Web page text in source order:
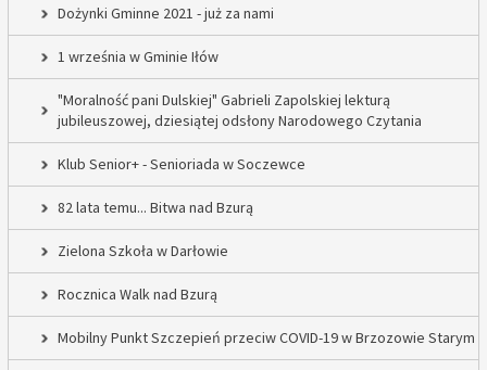
Dożynki Gminne 2021 - już za nami
1 września w Gminie Iłów
"Moralność pani Dulskiej" Gabrieli Zapolskiej lekturą
jubileuszowej, dziesiątej odsłony Narodowego Czytania
Klub Senior+ - Senioriada w Soczewce
82 lata temu... Bitwa nad Bzurą
Zielona Szkoła w Darłowie
Rocznica Walk nad Bzurą
Mobilny Punkt Szczepień przeciw COVID-19 w Brzozowie Starym